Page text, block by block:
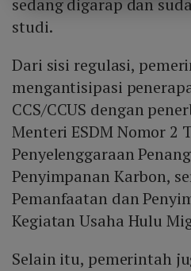
sedang digarap dan
studi.
Dari sisi regulasi,
mengantisipasi
CCS/CCUS dengan
Menteri ESDM Nomor 2
Penyelenggaraan
Penyimpanan Karbon,
Pemanfaatan dan
Kegiatan Usaha Hulu
Selain itu, pemerintah